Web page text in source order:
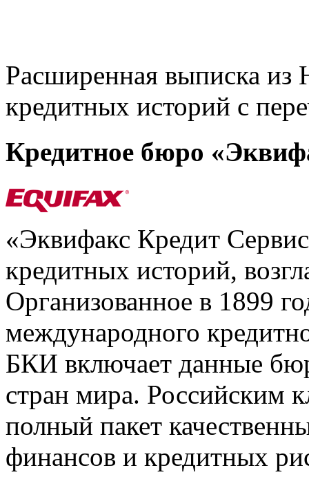
Расширенная выписка из
кредитных историй с
Кредитное бюро
«Эквифакс Кредит
кредитных историй,
Организованное в 1899
международного
БКИ включает данные
стран мира. Российским
полный пакет
финансов и кредитных